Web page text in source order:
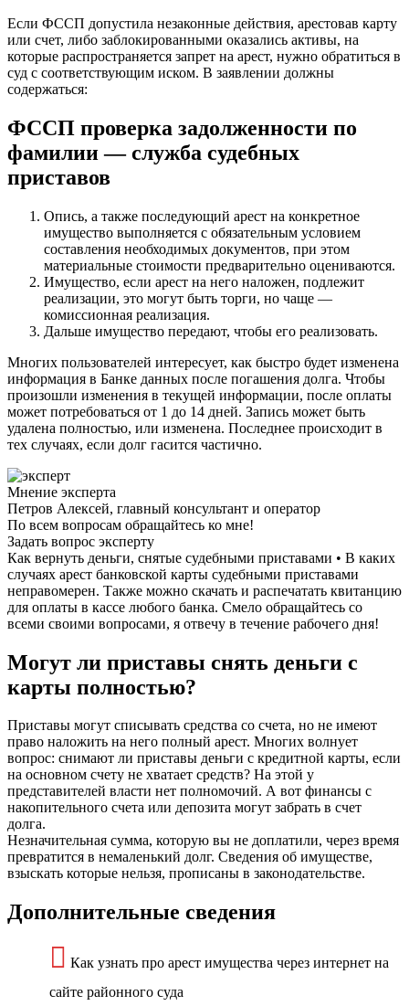
Если ФССП допустила незаконные действия, арестовав карту
или счет, либо заблокированными оказались активы, на
которые распространяется запрет на арест, нужно обратиться в
суд с соответствующим иском. В заявлении должны
содержаться:
ФССП проверка задолженности по
фамилии — служба судебных
приставов
Опись, а также последующий арест на конкретное
имущество выполняется с обязательным условием
составления необходимых документов, при этом
материальные стоимости предварительно оцениваются.
Имущество, если арест на него наложен, подлежит
реализации, это могут быть торги, но чаще —
комиссионная реализация.
Дальше имущество передают, чтобы его реализовать.
Многих пользователей интересует, как быстро будет изменена
информация в Банке данных после погашения долга. Чтобы
произошли изменения в текущей информации, после оплаты
может потребоваться от 1 до 14 дней. Запись может быть
удалена полностью, или изменена. Последнее происходит в
тех случаях, если долг гасится частично.
Мнение эксперта
Петров Алексей, главный консультант и оператор
По всем вопросам обращайтесь ко мне!
Задать вопрос эксперту
Как вернуть деньги, снятые судебными приставами • В каких
случаях арест банковской карты судебными приставами
неправомерен. Также можно скачать и распечатать квитанцию
для оплаты в кассе любого банка. Смело обращайтесь со
всеми своими вопросами, я отвечу в течение рабочего дня!
Могут ли приставы снять деньги с
карты полностью?
Приставы могут списывать средства со счета, но не имеют
право наложить на него полный арест. Многих волнует
вопрос: снимают ли приставы деньги с кредитной карты, если
на основном счету не хватает средств? На этой у
представителей власти нет полномочий. А вот финансы с
накопительного счета или депозита могут забрать в счет
долга.
Незначительная сумма, которую вы не доплатили, через время
превратится в немаленький долг. Сведения об имуществе,
взыскать которые нельзя, прописаны в законодательстве.
Дополнительные сведения
Как узнать про арест имущества через интернет на
сайте районного суда